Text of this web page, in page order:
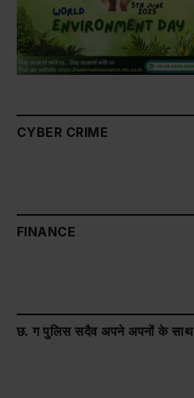
CYBER CRIME
FINANCE
छ. ग पुलिस सदैव अपने अपनों के साथ